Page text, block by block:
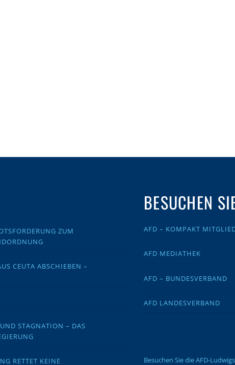
ZUM
CEUTA ABSCHIEBEN –
STAGNATION – DAS
RETTET KEINE
BESUCHEN
AFD – KOMPAKT
AFD MEDIATHEK
AFD – BUNDESVERBAND
AFD LANDESVERBAND
Besuchen Sie die AFD-